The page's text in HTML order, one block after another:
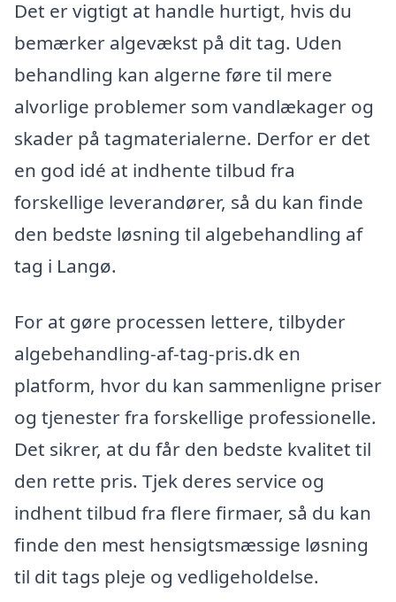
Det er vigtigt at handle hurtigt, hvis du
bemærker algevækst på dit tag. Uden
behandling kan algerne føre til mere
alvorlige problemer som vandlækager og
skader på tagmaterialerne. Derfor er det
en god idé at indhente tilbud fra
forskellige leverandører, så du kan finde
den bedste løsning til algebehandling af
tag i Langø.
For at gøre processen lettere, tilbyder
algebehandling-af-tag-pris.dk en
platform, hvor du kan sammenligne priser
og tjenester fra forskellige professionelle.
Det sikrer, at du får den bedste kvalitet til
den rette pris. Tjek deres service og
indhent tilbud fra flere firmaer, så du kan
finde den mest hensigtsmæssige løsning
til dit tags pleje og vedligeholdelse.